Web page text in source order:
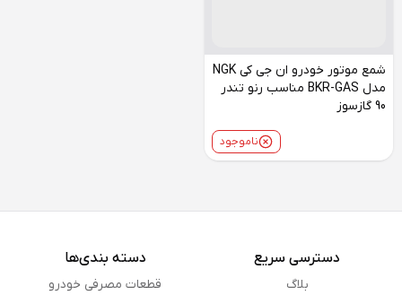
شمع موتور خودرو ان جی کی NGK
مدل BKR-GAS مناسب رنو تندر
90 گازسوز
ناموجود
دسترسی سریع
بلاگ
دسته بندی‌ها
قطعات مصرفی خودرو